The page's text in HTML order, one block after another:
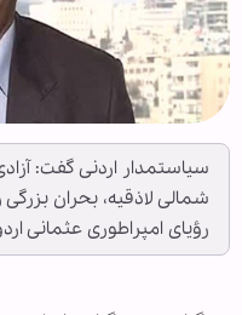
شمالی لاذقیه، بحران بزرگی
رؤیای امپراطوری عثمانی